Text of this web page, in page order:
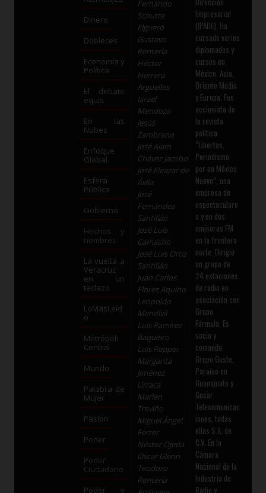
Dinero
Dobleces
Economía y
Política
El debate
equis
En las
Nubes
Enfoque
Global
Esfera
Pública
Gobierno
Hechos y
nombres
La vuelta a
Veracruz
en un
teclazo
LoMásLeíd
o
Metrópoli
Central
Mundo
Palabra de
Mujer
Pasión
Poder
Poder
Ciudadano
Poder y
Fernando
Schutte
Elguero
Gustavo
Rentería
Héctor
Herrera
Argüelles
Israel
Mendoza
Jesús
Zambrano
José Alam
Chávez Jacobo
José Eleazar de
Ávila
José
Fernández
Santillán
José Luis
Camacho
José Luis Ortiz
Santillán
Juan Carlos
Flores Aquino
Leopoldo
Mendívil
Luis Ramírez
Baqueiro
Luis Repper
Margarita
Jiménez
Urraca
Marlen
Treviño
Miguel Ángel
Ferrer
Néstor Ojeda
Oscar Glenn
Teodoro
Rentería
Empresarial
(IPADE). Ha
cursado varios
diplomados y
cursos en
México, Asia,
Oriente Medio
y Europa. Fue
accionista de
la revista
política
“Libertas,
Periodismo
por un México
Nuevo”, una
empresa de
espectaculare
s y en dos
emisoras FM
en la frontera
norte. Dirigió
un grupo de
24 estaciones
de radio en
asociación con
Grupo
Fórmula. Es
socio y
comanda
Grupo Guste,
Paraíso en
Guanajuato y
Gusar
Telecomunicac
iones, todas
ellas S.A. de
C.V. En la
Cámara
Nacional de la
Industria de
Radio y